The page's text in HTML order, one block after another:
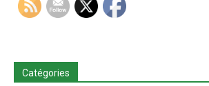
Catégories